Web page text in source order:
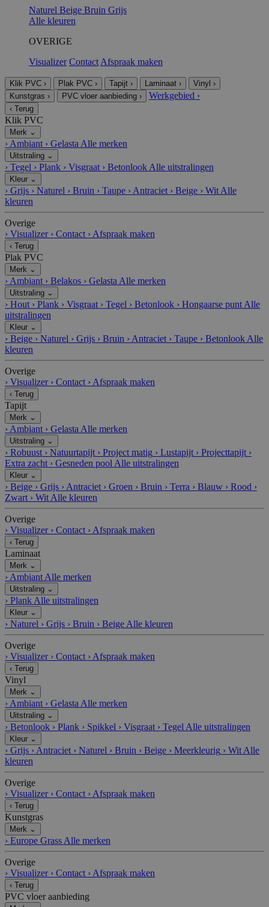
Naturel Beige Bruin Grijs
Alle kleuren
OVERIGE
Visualizer Contact Afspraak maken
Klik PVC › Plak PVC › Tapijt › Laminaat › Vinyl ›
Kunstgras › PVC vloer aanbieding › Werkgebied ›
‹ Terug
Klik PVC
Merk ⌄
› Ambiant › Gelasta Alle merken
Uitstraling ⌄
› Tegel › Plank › Visgraat › Betonlook Alle uitstralingen
Kleur ⌄
› Grijs › Naturel › Bruin › Taupe › Antraciet › Beige › Wit Alle
kleuren
Overige
› Visualizer › Contact › Afspraak maken
‹ Terug
Plak PVC
Merk ⌄
› Ambiant › Belakos › Gelasta Alle merken
Uitstraling ⌄
› Hout › Plank › Visgraat › Tegel › Betonlook › Hongaarse punt Alle
uitstralingen
Kleur ⌄
› Beige › Naturel › Grijs › Bruin › Antraciet › Taupe › Betonlook Alle
kleuren
Overige
› Visualizer › Contact › Afspraak maken
‹ Terug
Tapijt
Merk ⌄
› Ambiant › Gelasta Alle merken
Uitstraling ⌄
› Robuust › Natuurtapijt › Project matig › Lustapijt › Projecttapijt ›
Extra zacht › Gesneden pool Alle uitstralingen
Kleur ⌄
› Beige › Grijs › Antraciet › Groen › Bruin › Terra › Blauw › Rood ›
Zwart › Wit Alle kleuren
Overige
› Visualizer › Contact › Afspraak maken
‹ Terug
Laminaat
Merk ⌄
› Ambiant Alle merken
Uitstraling ⌄
› Plank Alle uitstralingen
Kleur ⌄
› Naturel › Grijs › Bruin › Beige Alle kleuren
Overige
› Visualizer › Contact › Afspraak maken
‹ Terug
Vinyl
Merk ⌄
› Ambiant › Gelasta Alle merken
Uitstraling ⌄
› Betonlook › Plank › Spikkel › Visgraat › Tegel Alle uitstralingen
Kleur ⌄
› Grijs › Antraciet › Naturel › Bruin › Beige › Meerkleurig › Wit Alle
kleuren
Overige
› Visualizer › Contact › Afspraak maken
‹ Terug
Kunstgras
Merk ⌄
› Europe Grass Alle merken
Overige
› Visualizer › Contact › Afspraak maken
‹ Terug
PVC vloer aanbieding